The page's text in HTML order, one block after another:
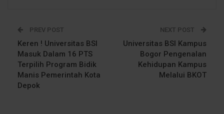
PREV POST
Keren ! Universitas BSI
Masuk Dalam 16 PTS
Terpilih Program Bidik
Manis Pemerintah Kota
Depok
NEXT POST
Universitas BSI Kampus
Bogor Pengenalan
Kehidupan Kampus
Melalui BKOT